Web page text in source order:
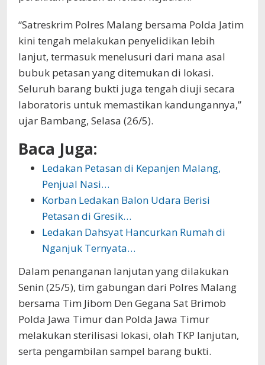
“Satreskrim Polres Malang bersama Polda Jatim
kini tengah melakukan penyelidikan lebih
lanjut, termasuk menelusuri dari mana asal
bubuk petasan yang ditemukan di lokasi.
Seluruh barang bukti juga tengah diuji secara
laboratoris untuk memastikan kandungannya,”
ujar Bambang, Selasa (26/5).
Baca Juga:
Ledakan Petasan di Kepanjen Malang,
Penjual Nasi…
Korban Ledakan Balon Udara Berisi
Petasan di Gresik…
Ledakan Dahsyat Hancurkan Rumah di
Nganjuk Ternyata…
Dalam penanganan lanjutan yang dilakukan
Senin (25/5), tim gabungan dari Polres Malang
bersama Tim Jibom Den Gegana Sat Brimob
Polda Jawa Timur dan Polda Jawa Timur
melakukan sterilisasi lokasi, olah TKP lanjutan,
serta pengambilan sampel barang bukti.